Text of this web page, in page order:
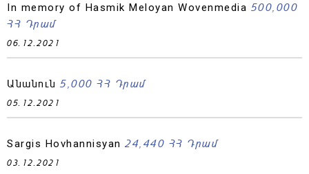
In memory of Hasmik Meloyan Wovenmedia 500,000
ՀՀ Դրամ
06.12.2021
Անանուն 5,000 ՀՀ Դրամ
05.12.2021
Sargis Hovhannisyan 24,440 ՀՀ Դրամ
03.12.2021